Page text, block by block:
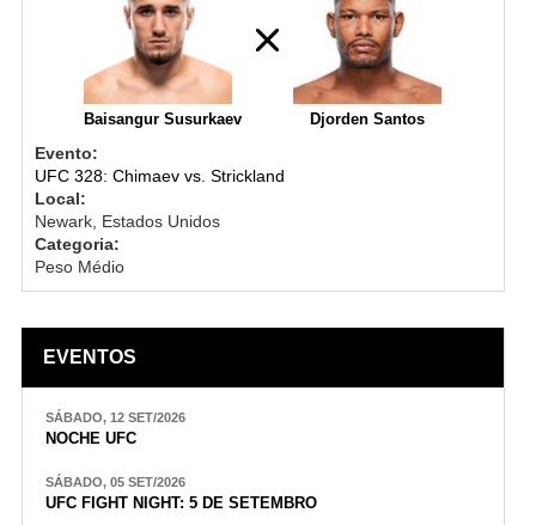
Baisangur Susurkaev Djorden Santos
Evento:
UFC 328: Chimaev vs. Strickland
Local:
Newark, Estados Unidos
Categoria:
Peso Médio
EVENTOS
SÁBADO, 12 SET/2026
NOCHE UFC
SÁBADO, 05 SET/2026
UFC FIGHT NIGHT: 5 DE SETEMBRO